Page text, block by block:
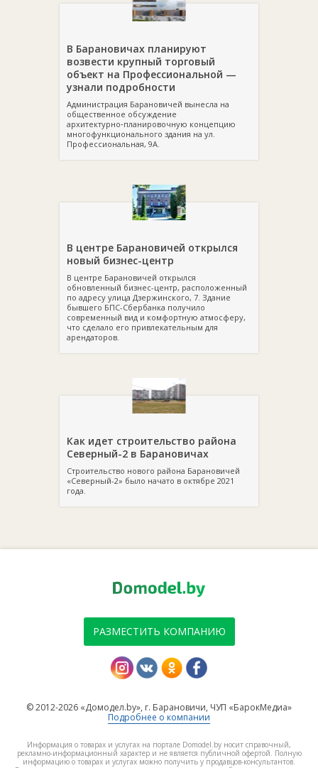
В Барановичах планируют
возвести крупный торговый
объект на Профессиональной —
узнали подробности
Администрация Барановичей вынесла на
общественное обсуждение
архитектурно‑планировочную концепцию
многофункционального здания на ул.
Профессиональная, 9А.
В центре Барановичей открылся
новый бизнес-центр
В центре Барановичей открылся
обновленный бизнес-центр, расположенный
по адресу улица Дзержинского, 7. Здание
бывшего БПС-Сбербанка получило
современный вид и комфортную атмосферу,
что сделало его привлекательным для
арендаторов.
Как идет строительство района
Северный-2 в Барановичах
Строительство нового района Барановичей
«Северный-2» было начато в октябре 2021
года.
РАЗМЕСТИТЬ КОМПАНИЮ
© 2012-2026 «Домодел.by», г. Барановичи, ЧУП «БарокМедиа»
Подробнее о компании
Информация о товарах и услугах на портале Domodel.by носит справочный,
рекламно-информационный характер и не является публичной офертой. Полную
информацию о товарах и услугах можно получить у продавцов-консультантов.